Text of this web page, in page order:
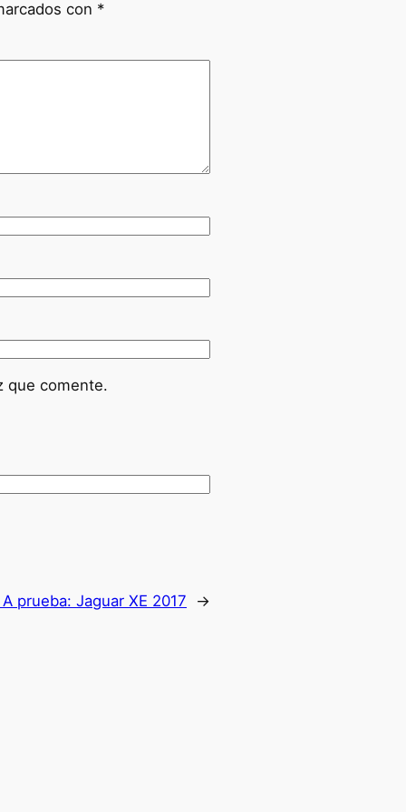
con *
que comente.
A prueba: Jaguar XE 2017 →